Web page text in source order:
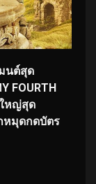
นต์สุด
FOURTH
ใหญ่สุด
หมุดกดบัตร